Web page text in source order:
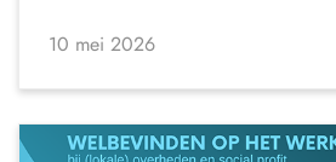
10 mei 2026